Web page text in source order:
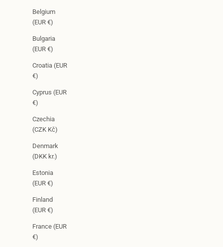
Belgium
(EUR €)
Bulgaria
(EUR €)
Croatia (EUR
€)
Cyprus (EUR
€)
Czechia
(CZK Kč)
Denmark
(DKK kr.)
Estonia
(EUR €)
Finland
(EUR €)
France (EUR
€)